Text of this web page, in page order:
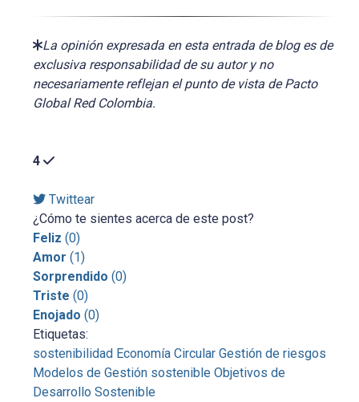
La opinión expresada en esta entrada de blog es de
exclusiva responsabilidad de su autor y no
necesariamente reflejan el punto de vista de Pacto
Global Red Colombia.
4
Twittear
¿Cómo te sientes acerca de este post?
Feliz (0)
Amor (1)
Sorprendido (0)
Triste (0)
Enojado (0)
Etiquetas:
sostenibilidad Economía Circular Gestión de riesgos
Modelos de Gestión sostenible Objetivos de
Desarrollo Sostenible